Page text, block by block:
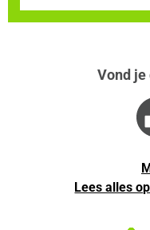
Vond
Lees alles